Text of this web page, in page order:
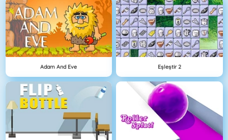
Adam And Eve Eşleştir 2